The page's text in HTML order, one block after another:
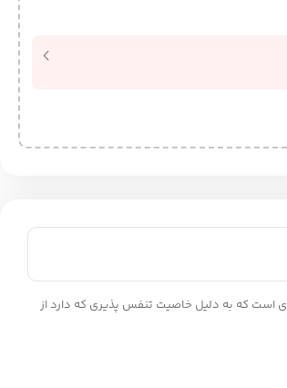
است که به دلیل خاصیت تنفس پذیری که دارد از